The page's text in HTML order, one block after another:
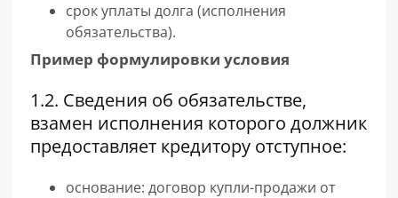
срок уплаты долга (исполнения
обязательства).
Пример формулировки условия
1.2. Сведения об обязательстве,
взамен исполнения которого должник
предоставляет кредитору отступное:
основание: договор купли-продажи от